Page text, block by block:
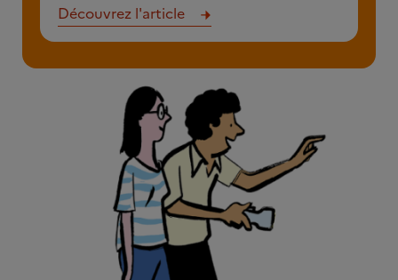
Découvrez l'article